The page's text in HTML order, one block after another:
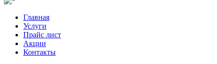
Главная
Услуги
Прайс лист
Акции
Контакты